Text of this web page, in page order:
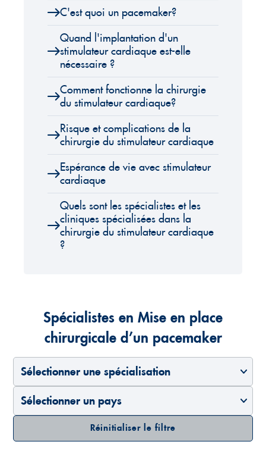
C'est quoi un pacemaker?
Quand l'implantation d'un
stimulateur cardiaque est-elle
nécessaire ?
Comment fonctionne la chirurgie
du stimulateur cardiaque?
Risque et complications de la
chirurgie du stimulateur cardiaque
Espérance de vie avec stimulateur
cardiaque
Quels sont les spécialistes et les
cliniques spécialisées dans la
chirurgie du stimulateur cardiaque
?
Spécialistes en Mise en place
chirurgicale d’un pacemaker
Sélectionner une spécialisation
Sélectionner un pays
Réinitialiser le filtre